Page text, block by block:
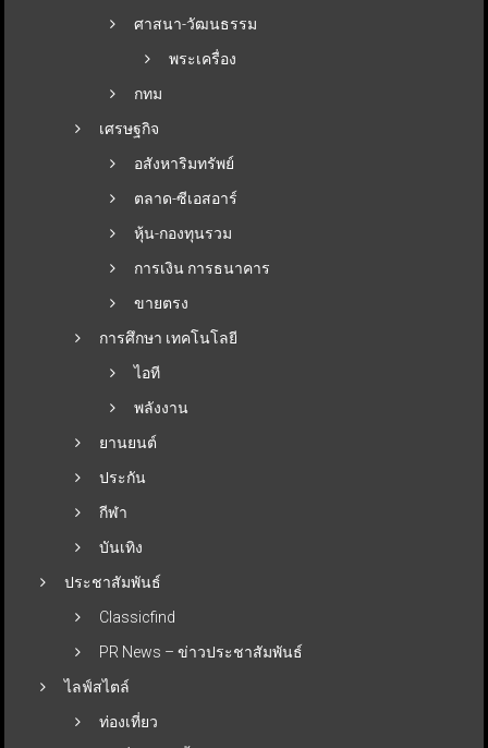
ศาสนา-วัฒนธรรม
พระเครื่อง
กทม
เศรษฐกิจ
อสังหาริมทรัพย์
ตลาด-ซีเอสอาร์
หุ้น-กองทุนรวม
การเงิน การธนาคาร
ขายตรง
การศึกษา เทคโนโลยี
ไอที
พลังงาน
ยานยนต์
ประกัน
กีฬา
บันเทิง
ประชาสัมพันธ์
Classicfind
PR News – ข่าวประชาสัมพันธ์
ไลฟ์สไตล์
ท่องเที่ยว